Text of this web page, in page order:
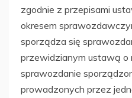
zgodnie z przepisami
okresem
sporządza się
przewidzianym ustawą o
sprawozdanie
prowadzonych przez